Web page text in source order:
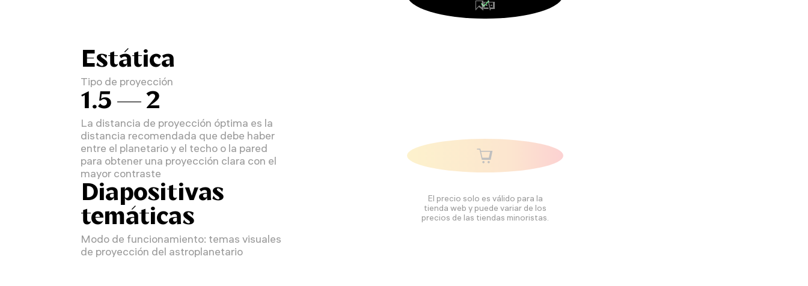
El precio solo es válido para la
tienda web y puede variar de los
precios de las tiendas minoristas.
Estática
Tipo de proyección
1.5 — 2
La distancia de proyección óptima es la
distancia recomendada que debe haber
entre el planetario y el techo o la pared
para obtener una proyección clara con el
mayor contraste
Diapositivas
temáticas
Modo de funcionamiento: temas visuales
de proyección del astroplanetario